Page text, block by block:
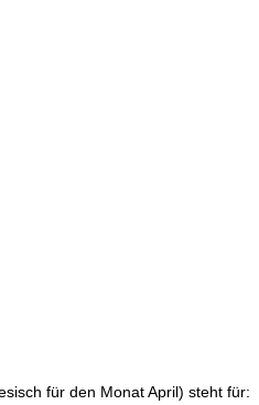
für den Monat April) steht für: